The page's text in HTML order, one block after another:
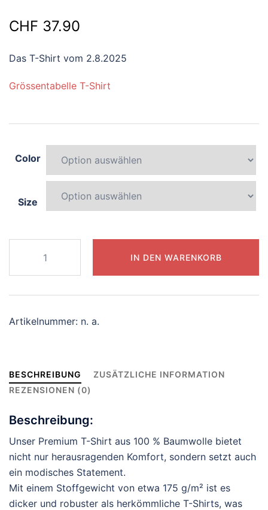
CHF 37.90
Das T-Shirt vom 2.8.2025
Grössentabelle T-Shirt
Color
Size
zebra
Menge
IN DEN WARENKORB
Artikelnummer: n. a.
BESCHREIBUNG
ZUSÄTZLICHE INFORMATION
REZENSIONEN (0)
Beschreibung:
Unser Premium T-Shirt aus 100 % Baumwolle bietet
nicht nur herausragenden Komfort, sondern setzt auch
ein modisches Statement.
Mit einem Stoffgewicht von etwa 175 g/m² ist es
dicker und robuster als herkömmliche T-Shirts, was